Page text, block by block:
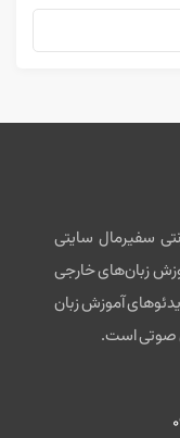
سفیرمال سایتی
زبان‌های خارجی
آموزش زبان
صوتی است.